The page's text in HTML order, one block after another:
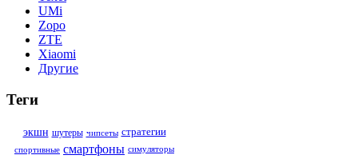
UMi
Zopo
ZTE
Xiaomi
Другие
Теги
экшн шутеры чипсеты стратегии
спортивные смартфоны симуляторы